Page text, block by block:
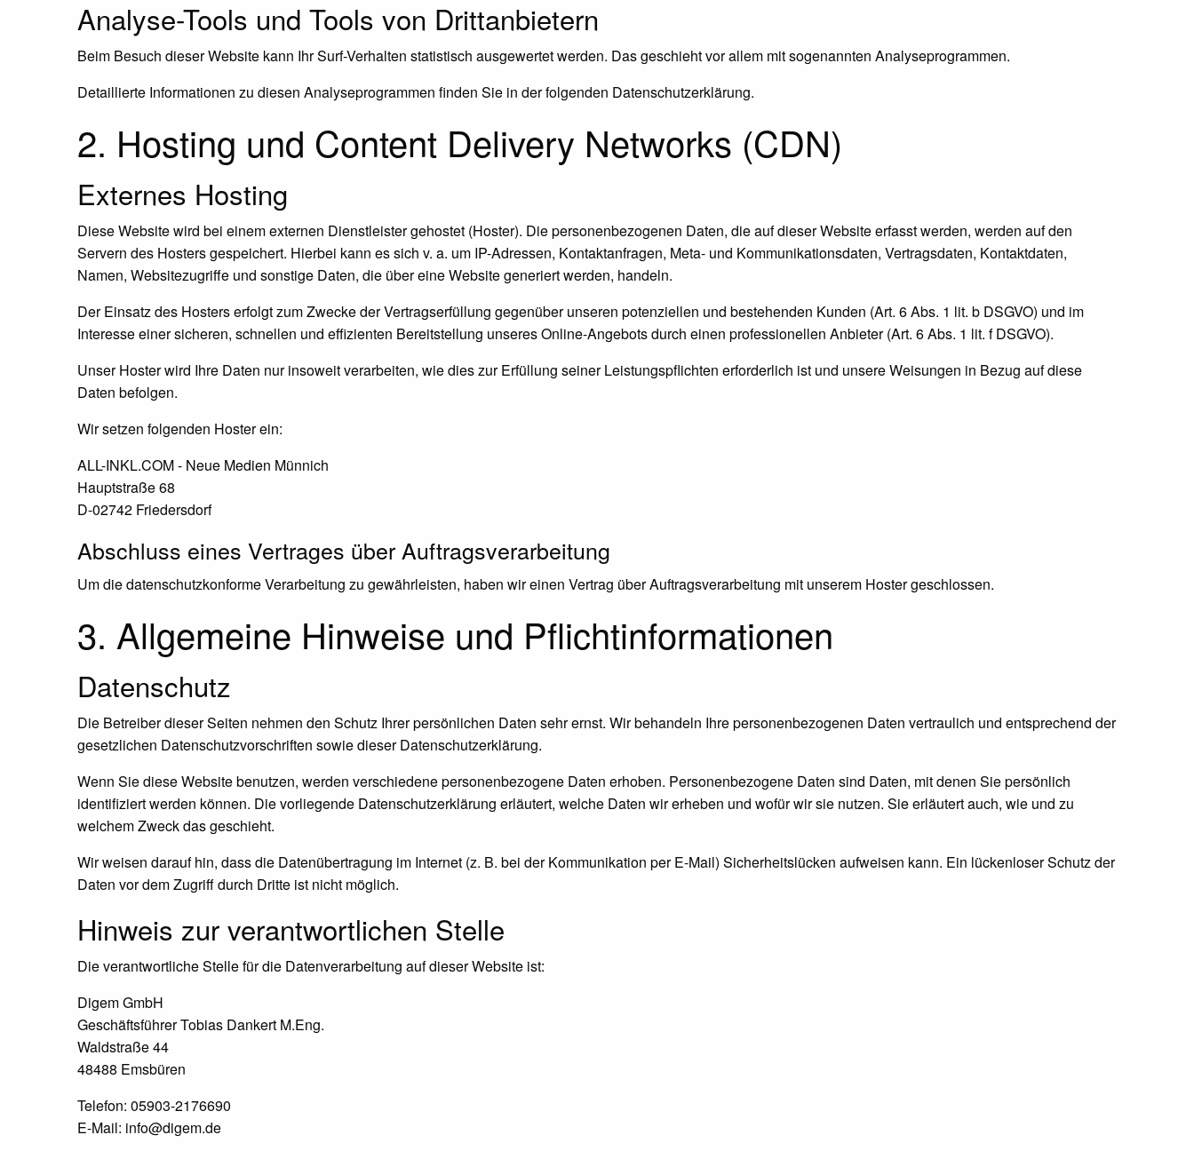
Analyse-Tools und Tools von Dritt­anbietern
Beim Besuch dieser Website kann Ihr Surf-Verhalten statistisch ausgewertet werden. Das geschieht vor allem mit sogenannten Analyseprogrammen.
Detaillierte Informationen zu diesen Analyseprogrammen finden Sie in der folgenden Datenschutzerklärung.
2. Hosting und Content Delivery Networks (CDN)
Externes Hosting
Diese Website wird bei einem externen Dienstleister gehostet (Hoster). Die personenbezogenen Daten, die auf dieser Website erfasst werden, werden auf den
Servern des Hosters gespeichert. Hierbei kann es sich v. a. um IP-Adressen, Kontaktanfragen, Meta- und Kommunikationsdaten, Vertragsdaten, Kontaktdaten,
Namen, Websitezugriffe und sonstige Daten, die über eine Website generiert werden, handeln.
Der Einsatz des Hosters erfolgt zum Zwecke der Vertragserfüllung gegenüber unseren potenziellen und bestehenden Kunden (Art. 6 Abs. 1 lit. b DSGVO) und im
Interesse einer sicheren, schnellen und effizienten Bereitstellung unseres Online-Angebots durch einen professionellen Anbieter (Art. 6 Abs. 1 lit. f DSGVO).
Unser Hoster wird Ihre Daten nur insoweit verarbeiten, wie dies zur Erfüllung seiner Leistungspflichten erforderlich ist und unsere Weisungen in Bezug auf diese
Daten befolgen.
Wir setzen folgenden Hoster ein:
ALL-INKL.COM - Neue Medien Münnich
Hauptstraße 68
D-02742 Friedersdorf
Abschluss eines Vertrages über Auftragsverarbeitung
Um die datenschutzkonforme Verarbeitung zu gewährleisten, haben wir einen Vertrag über Auftragsverarbeitung mit unserem Hoster geschlossen.
3. Allgemeine Hinweise und Pflicht­informationen
Datenschutz
Die Betreiber dieser Seiten nehmen den Schutz Ihrer persönlichen Daten sehr ernst. Wir behandeln Ihre personenbezogenen Daten vertraulich und entsprechend der
gesetzlichen Datenschutzvorschriften sowie dieser Datenschutzerklärung.
Wenn Sie diese Website benutzen, werden verschiedene personenbezogene Daten erhoben. Personenbezogene Daten sind Daten, mit denen Sie persönlich
identifiziert werden können. Die vorliegende Datenschutzerklärung erläutert, welche Daten wir erheben und wofür wir sie nutzen. Sie erläutert auch, wie und zu
welchem Zweck das geschieht.
Wir weisen darauf hin, dass die Datenübertragung im Internet (z. B. bei der Kommunikation per E-Mail) Sicherheitslücken aufweisen kann. Ein lückenloser Schutz der
Daten vor dem Zugriff durch Dritte ist nicht möglich.
Hinweis zur verantwortlichen Stelle
Die verantwortliche Stelle für die Datenverarbeitung auf dieser Website ist:
Digem GmbH
Geschäftsführer Tobias Dankert M.Eng.
Waldstraße 44
48488 Emsbüren
Telefon: 05903-2176690
E-Mail: info@digem.de